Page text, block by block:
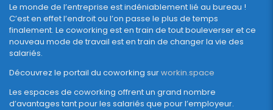
Le monde de l’entreprise est indéniablement lié au bureau !
C’est en effet l’endroit ou l’on passe le plus de temps
finalement. Le coworking est en train de tout bouleverser et ce
nouveau mode de travail est en train de changer la vie des
salariés.
Découvrez le portail du coworking surworkin.space
Les espaces de coworking offrent un grand nombre
d’avantages tant pour les salariés que pour l’employeur.